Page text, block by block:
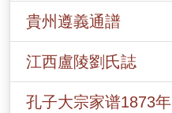
貴州遵義通譜
江西盧陵劉氏誌
孔子大宗家谱1873年